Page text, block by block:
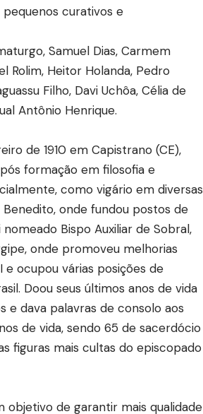
curativos e
Samuel Dias, Carmem
Rolim, Heitor Holanda, Pedro
Filho, Davi Uchôa, Célia de
Antônio Henrique.
de 1910 em Capistrano (CE),
formação em filosofia e
como vigário em diversas
onde fundou postos de
Bispo Auxiliar de Sobral,
onde promoveu melhorias
e ocupou várias posições de
Doou seus últimos anos de vida
e dava palavras de consolo aos
de vida, sendo 65 de sacerdócio
figuras mais cultas do episcopado
objetivo de garantir mais qualidade